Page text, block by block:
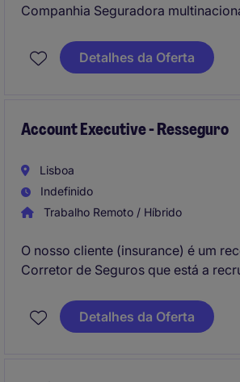
Companhia Seguradora
escritórios de Lisboa (Lisbon). Irá
decisão técnica, o desenvolvimento
Detalhes da Oferta
Account Executive - Resseguro
Lisboa
Indefinido
Trabalho Remoto / Híbrido
O nosso cliente (insurance) é um
Corretor de Seguros que está a
Lisboa (Lisbon). Este profissional
por assegurar a colocação e gestão
Detalhes da Oferta